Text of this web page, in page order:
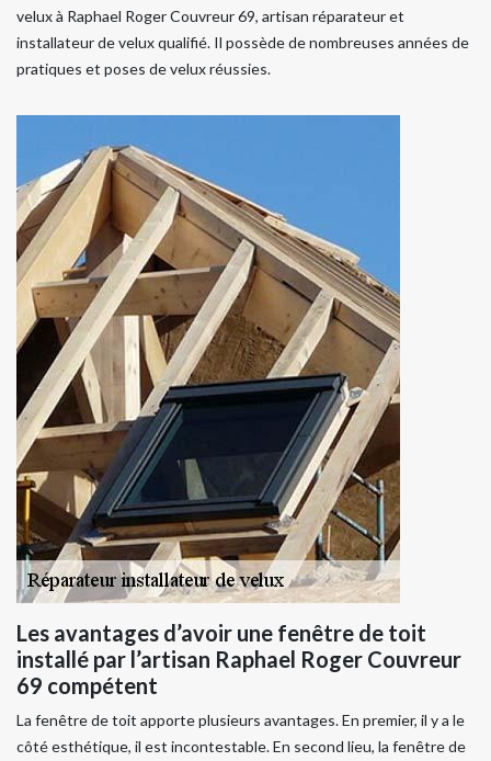
velux à Raphael Roger Couvreur 69, artisan réparateur et
installateur de velux qualifié. Il possède de nombreuses années de
pratiques et poses de velux réussies.
Les avantages d’avoir une fenêtre de toit
installé par l’artisan Raphael Roger Couvreur
69 compétent
La fenêtre de toit apporte plusieurs avantages. En premier, il y a le
côté esthétique, il est incontestable. En second lieu, la fenêtre de